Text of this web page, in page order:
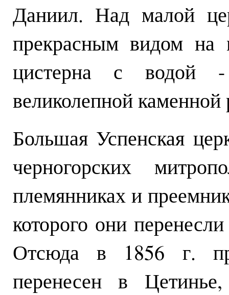
Даниил. Над малой
прекрасным видом на
цистерна с водой -
великолепной каменной
Большая Успенская
черногорских
племянниках и
которого они
Отсюда в 1856 г.
перенесен в